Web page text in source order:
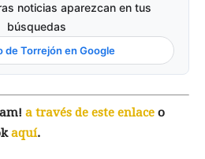
noticias aparezcan en tus
búsquedas
de Torrejón en Google
a través de este enlace o
aquí.